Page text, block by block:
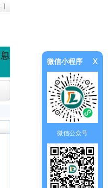
]
微信小程序 x
微信公众号